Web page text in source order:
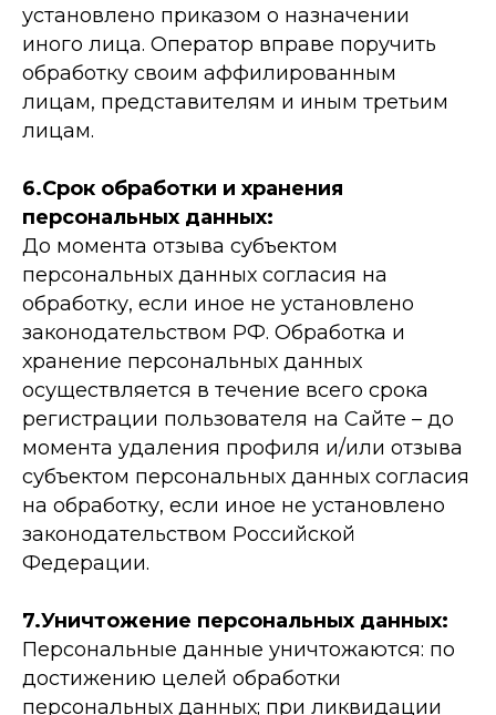
установлено приказом о назначении
иного лица. Оператор вправе поручить
обработку своим аффилированным
лицам, представителям и иным третьим
лицам.
6.Срок обработки и хранения
персональных данных:
До момента отзыва субъектом
персональных данных согласия на
обработку, если иное не установлено
законодательством РФ. Обработка и
хранение персональных данных
осуществляется в течение всего срока
регистрации пользователя на Сайте – до
момента удаления профиля и/или отзыва
субъектом персональных данных согласия
на обработку, если иное не установлено
законодательством Российской
Федерации.
7.Уничтожение персональных данных:
Персональные данные уничтожаются: по
достижению целей обработки
персональных данных; при ликвидации